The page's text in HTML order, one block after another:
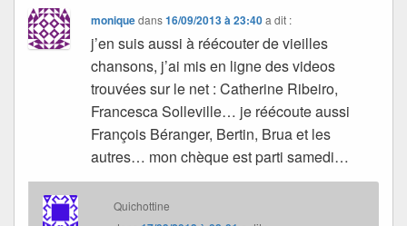
moniquedans16/09/2013 à 23:40 a dit :
j’en suis aussi à réécouter de vieilles
chansons, j’ai mis en ligne des videos
trouvées sur le net : Catherine Ribeiro,
Francesca Solleville… je réécoute aussi
François Béranger, Bertin, Brua et les
autres… mon chèque est parti samedi…
Quichottine